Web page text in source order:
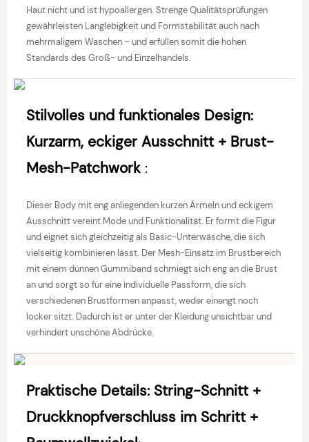
Haut nicht und ist hypoallergen. Strenge Qualitätsprüfungen
gewährleisten Langlebigkeit und Formstabilität auch nach
mehrmaligem Waschen – und erfüllen somit die hohen
Standards des Groß- und Einzelhandels.
Stilvolles und funktionales Design:
Kurzarm, eckiger Ausschnitt + Brust-
Mesh-Patchwork:
Dieser Body mit eng anliegenden kurzen Ärmeln und eckigem
Ausschnitt vereint Mode und Funktionalität. Er formt die Figur
und eignet sich gleichzeitig als Basic-Unterwäsche, die sich
vielseitig kombinieren lässt. Der Mesh-Einsatz im Brustbereich
mit einem dünnen Gummiband schmiegt sich eng an die Brust
an und sorgt so für eine individuelle Passform, die sich
verschiedenen Brustformen anpasst, weder einengt noch
locker sitzt. Dadurch ist er unter der Kleidung unsichtbar und
verhindert unschöne Abdrücke.
Praktische Details: String-Schnitt +
Druckknopfverschluss im Schritt +